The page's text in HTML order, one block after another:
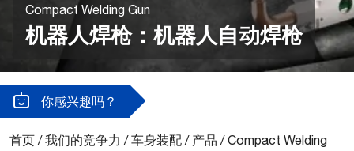
Compact Welding Gun
机器人焊枪：机器人自动焊枪
你感兴趣吗？
首页 /我们的竞争力 /车身装配 / 产品 /Compact Welding